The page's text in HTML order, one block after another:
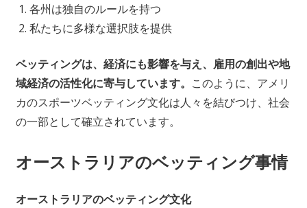
各州は独自のルールを持つ
私たちに多様な選択肢を提供
ベッティングは、経済にも影響を与え、雇用の創出や地
域経済の活性化に寄与しています。 このように、アメリ
カのスポーツベッティング文化は人々を結びつけ、社会
の一部として確立されています。
オーストラリアのベッティング事情
オーストラリアのベッティング文化